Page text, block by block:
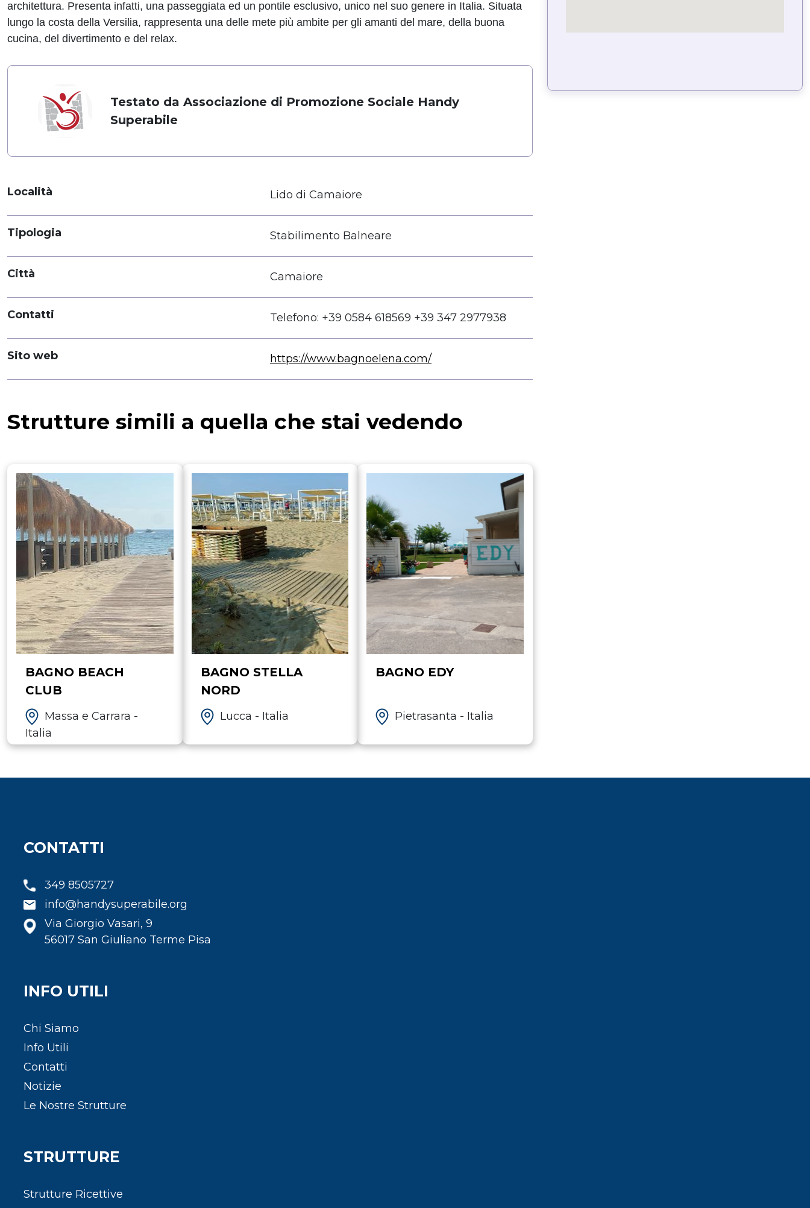
architettura. Presenta infatti, una passeggiata ed un pontile esclusivo, unico nel suo genere in Italia. Situata
lungo la costa della Versilia, rappresenta una delle mete più ambite per gli amanti del mare, della buona
cucina, del divertimento e del relax.
Testato da Associazione di Promozione Sociale Handy
Superabile
Località Lido di Camaiore
Tipologia Stabilimento Balneare
Città Camaiore
Contatti Telefono: +39 0584 618569 +39 347 2977938
Sito web https://www.bagnoelena.com/
Strutture simili a quella che stai vedendo
BAGNO BEACH
CLUB
Massa e Carrara -
Italia
BAGNO STELLA
NORD
Lucca - Italia
BAGNO EDY
Pietrasanta - Italia
CONTATTI
349 8505727
info@handysuperabile.org
Via Giorgio Vasari, 9
56017 San Giuliano Terme Pisa
INFO UTILI
Chi Siamo
Info Utili
Contatti
Notizie
Le Nostre Strutture
STRUTTURE
Strutture Ricettive